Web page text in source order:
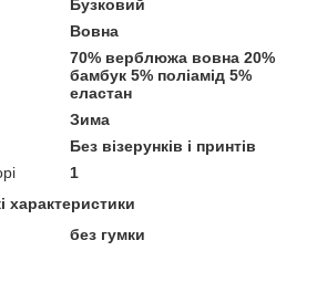
Бузковий
Вовна
70% верблюжа вовна 20%
бамбук 5% поліамід 5%
еластан
Зима
Без візерунків і принтів
1
характеристики
без гумки